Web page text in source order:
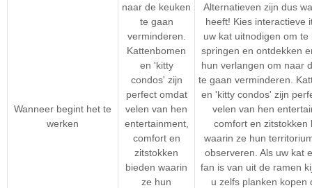
Wanneer begint het te
werken
naar de keuken
te gaan
verminderen.
Kattenbomen
en 'kitty
condos' zijn
perfect omdat
velen van hen
entertainment,
comfort en
zitstokken
bieden waarin
ze hun
Alternatieven zijn dus
heeft! Kies interactieve
uw kat uitnodigen om te
springen en ontdekken
hun verlangen om naar
te gaan verminderen.
en 'kitty condos' zijn
velen van hen
comfort en zitstokken
waarin ze hun
observeren. Als uw kat
fan is van uit de ramen
u zelfs planken kopen